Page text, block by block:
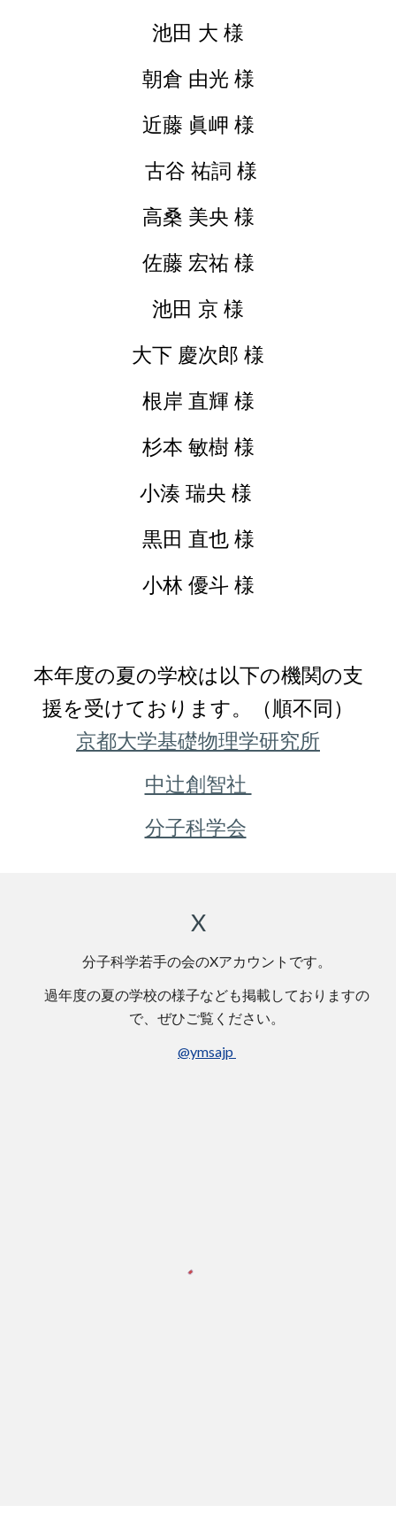
池田 大 様
朝倉 由光 様
近藤 眞岬 様
古谷 祐詞 様
高桑 美央 様
佐藤 宏祐 様
池田 京 様
大下 慶次郎 様
根岸 直輝 様
杉本 敏樹 様
小湊 瑞央 様
黒田 直也 様
小林 優斗 様
本年度の夏の学校は以下の機関の支
援を受けております。（順不同）
京都大学基礎物理学研究所
中辻創智社
分子科学会
X
分子科学若手の会のXアカウントです。
過年度の夏の学校の様子なども掲載しておりますの
で、ぜひご覧ください。
@ymsajp